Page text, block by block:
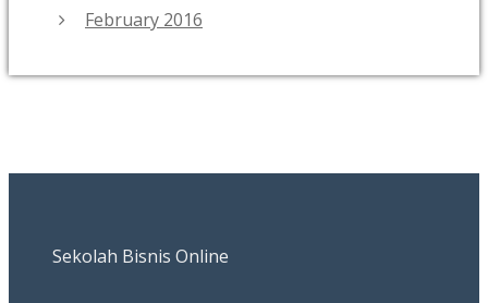
February 2016
Sekolah Bisnis Online